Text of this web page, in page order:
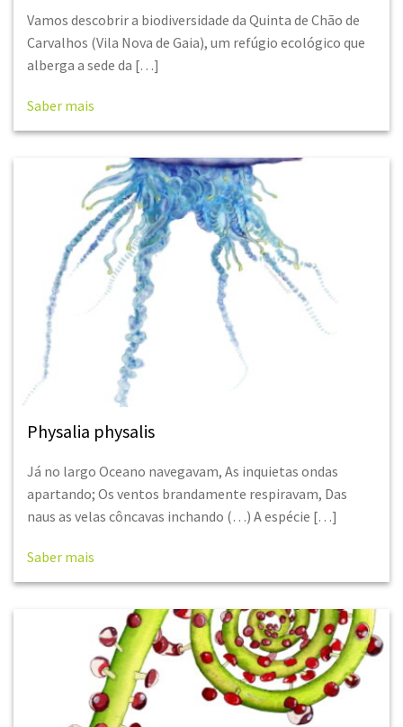
Vamos descobrir a biodiversidade da Quinta de Chão de
Carvalhos (Vila Nova de Gaia), um refúgio ecológico que
alberga a sede da […]
Saber mais
Physalia physalis
Já no largo Oceano navegavam, As inquietas ondas
apartando; Os ventos brandamente respiravam, Das
naus as velas côncavas inchando (…) A espécie […]
Saber mais